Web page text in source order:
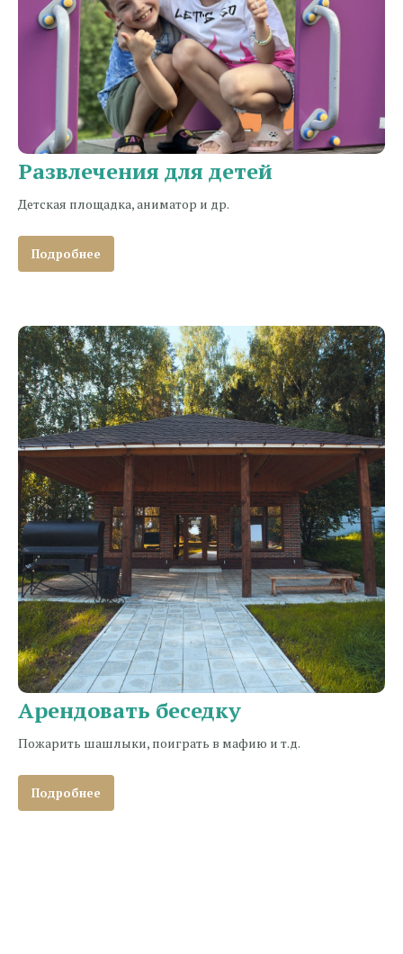
Развлечения для детей
Детская площадка, аниматор и др.
Подробнее
Арендовать беседку
Пожарить шашлыки, поиграть в мафию и т.д.
Подробнее